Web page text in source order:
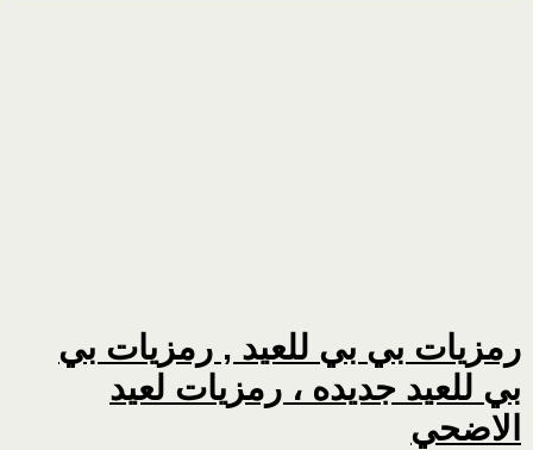
رمزيات بي بي للعيد , رمزيات بي
بي للعيد جديده ، رمزيات لعيد
الاضحي